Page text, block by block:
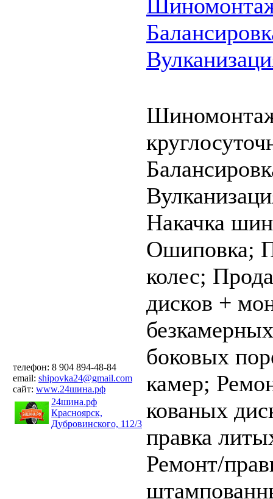
телефон: 8 904 894-48-84
email: shipovka24@gmail.com
сайт: www.24шина.рф
24шина.рф
Красноярск,
Дубровинского, 112/3
Накачка
Ошиповка;
колес;
дисков +
боковых
камер;
кованых
правка
Ремонт/